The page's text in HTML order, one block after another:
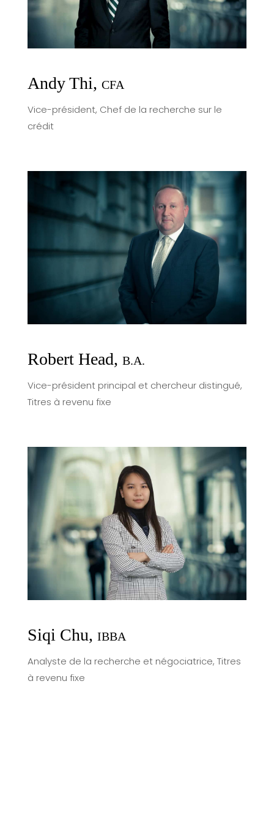
Andy Thi, CFA
Vice-président, Chef de la recherche sur le
crédit
Robert Head, B.A.
Vice-président principal et chercheur distingué,
Titres à revenu fixe
Siqi Chu, IBBA
Analyste de la recherche et négociatrice, Titres
à revenu fixe